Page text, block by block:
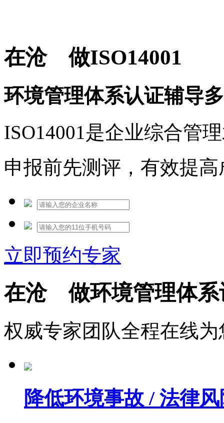
在沧 做ISO14001
环境管理体系认证辅导
ISO14001是企业综合管
申报前先测评，有效提
立即预约专家
在沧 做环境管理体系
权威专家团队全程在线
降低环境事故 / 法律